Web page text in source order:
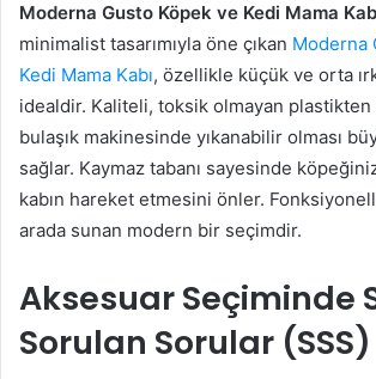
Moderna Gusto Köpek ve Kedi Mama
minimalist tasarımıyla öne çıkan Moderna
Kedi Mama Kabı, özellikle küçük ve orta
idealdir. Kaliteli, toksik olmayan
bulaşık makinesinde yıkanabilir olması
sağlar. Kaymaz tabanı sayesinde
kabın hareket etmesini önler.
arada sunan modern bir seçimdir.
Aksesuar Seçiminde
Sorulan Sorular (SSS)